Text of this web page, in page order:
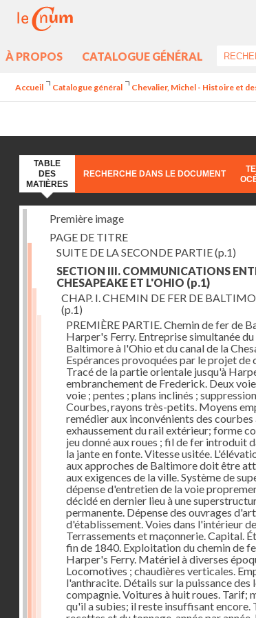
À PROPOS CATALOGUE GÉNÉRAL
Accueil Catalogue général Chevalier, Michel - Histoire et
TABLE
DES
MATIÈRES
RECHERCHE DANS LE DOCUMENT
Première image
PAGE DE TITRE
SUITE DE LA SECONDE PARTIE(p.1)
SECTION III. COMMUNICATIONS
CHESAPEAKE ET L'OHIO (p.1)
CHAP. I. CHEMIN DE FER DE
(p.1)
PREMIÈRE PARTIE. Chemin de fer de
Harper's Ferry. Entreprise simultanée
Baltimore à l'Ohio et du canal de la
Espérances provoquées par le projet de
Tracé de la partie orientale jusqu'à
embranchement de Frederick. Deux
voie ; pentes ; plans inclinés ;
Courbes, rayons très-petits. Moyens
remédier aux inconvénients des
exhaussement du rail extérieur; forme
jeu donné aux roues ; fil de fer introduit
la jante en fonte. Vitesse usitée.
aux approches de Baltimore doit être
aux exigences de la ville. Système de
dépense d'entretien de la voie
décidé en dernier lieu à une
permanente. Dépense des ouvrages
d'établissement. Voies dans l'intérieur
Terrassements et maçonnerie. Capital.
fin de 1840. Exploitation du chemin de
Harper's Ferry. Matériel à diverses
Locomotives ; chaudières verticales.
l'anthracite. Détails sur la puissance des
compagnie. Voitures à huit roues. Tarif;
qu'il a subies; il reste insuffisant encore.